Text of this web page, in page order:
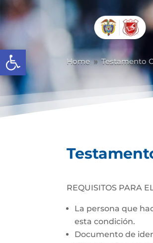
Abrir barra de herramientas
Home 9 Testamento
REQUISITOS PARA
La persona que
esta condición.
Documento de